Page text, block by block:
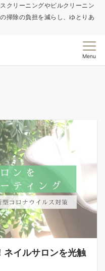
クリーニングやビルクリーニン
掃除の負担を減らし、ゆとりあ
Menu
ネイルサロンを光触